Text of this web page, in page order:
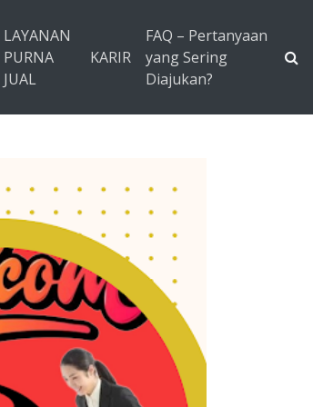
LAYANAN
PURNA
JUAL
KARIR
FAQ – Pertanyaan
yang Sering
Diajukan?